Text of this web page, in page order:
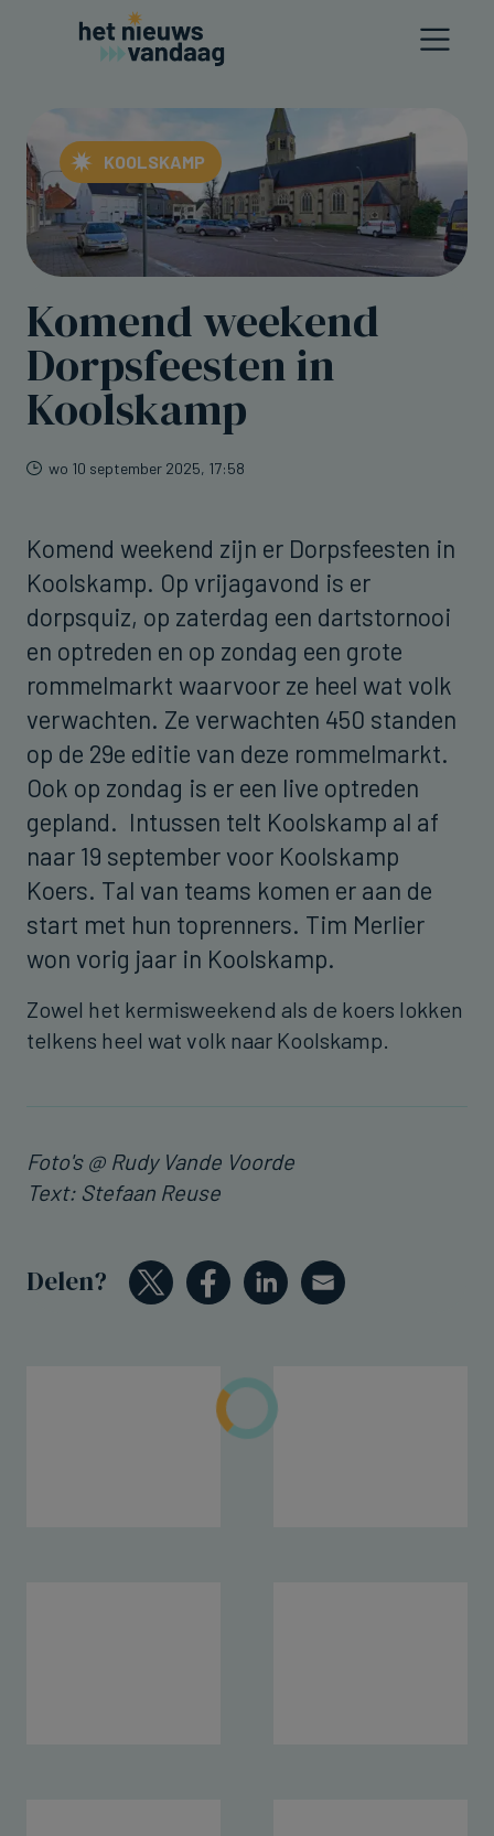
KOOLSKAMP
Komend weekend
Dorpsfeesten in
Koolskamp
wo 10 september 2025, 17:58
Komend weekend zijn er Dorpsfeesten in
Koolskamp. Op vrijagavond is er
dorpsquiz, op zaterdag een dartstornooi
en optreden en op zondag een grote
rommelmarkt waarvoor ze heel wat volk
verwachten. Ze verwachten 450 standen
op de 29e editie van deze rommelmarkt.
Ook op zondag is er een live optreden
gepland. Intussen telt Koolskamp al af
naar 19 september voor Koolskamp
Koers. Tal van teams komen er aan de
start met hun toprenners. Tim Merlier
won vorig jaar in Koolskamp.
Zowel het kermisweekend als de koers lokken
telkens heel wat volk naar Koolskamp.
Foto's @ Rudy Vande Voorde
Text: Stefaan Reuse
Delen?